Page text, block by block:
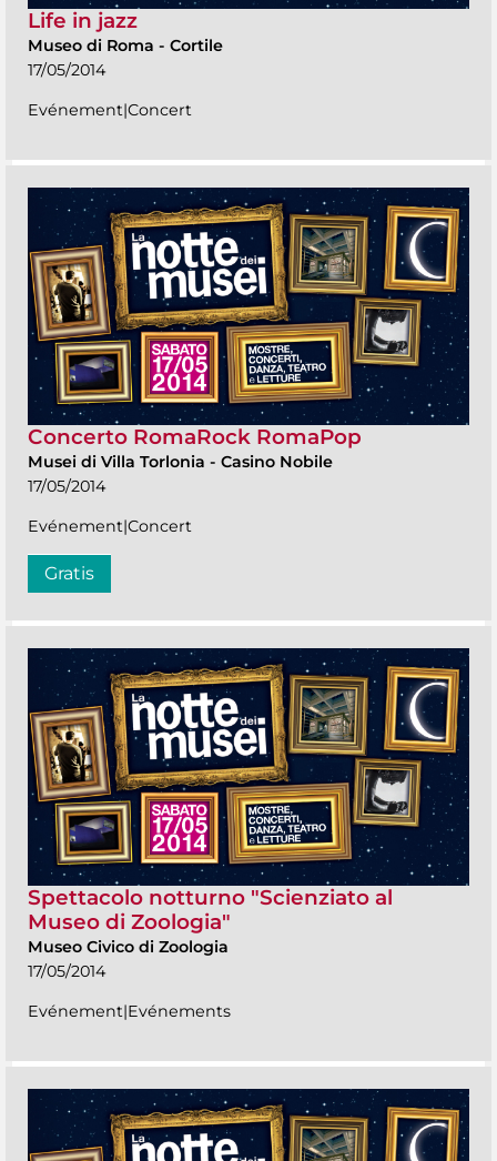
Life in jazz
Museo di Roma - Cortile
17/05/2014
Evénement|Concert
Concerto RomaRock RomaPop
Musei di Villa Torlonia - Casino Nobile
17/05/2014
Evénement|Concert
Gratis
Spettacolo notturno "Scienziato al
Museo di Zoologia"
Museo Civico di Zoologia
17/05/2014
Evénement|Evénements